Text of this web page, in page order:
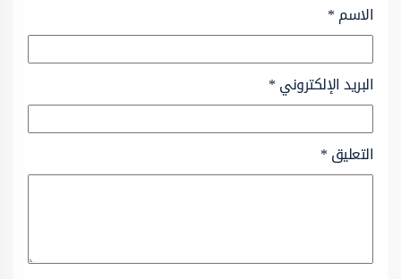
الاسم*
البريد الإلكتروني*
التعليق*